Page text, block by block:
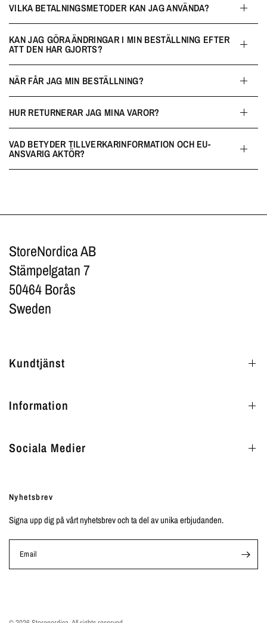
VILKA BETALNINGSMETODER KAN JAG ANVÄNDA?
KAN JAG GÖRA ÄNDRINGAR I MIN BESTÄLLNING EFTER
ATT DEN HAR GJORTS?
NÄR FÅR JAG MIN BESTÄLLNING?
HUR RETURNERAR JAG MINA VAROR?
VAD BETYDER TILLVERKARINFORMATION OCH EU-
ANSVARIG AKTÖR?
StoreNordica AB
Stämpelgatan 7
50464 Borås
Sweden
Kundtjänst
Information
Sociala Medier
Nyhetsbrev
Signa upp dig på vårt nyhetsbrev och ta del av unika erbjudanden.
Email